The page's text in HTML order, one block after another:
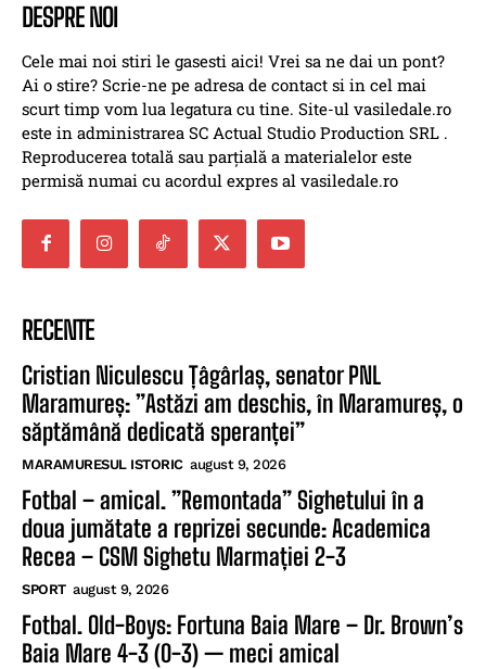
DESPRE NOI
Cele mai noi stiri le gasesti aici! Vrei sa ne dai un pont?
Ai o stire? Scrie-ne pe adresa de contact si in cel mai
scurt timp vom lua legatura cu tine. Site-ul vasiledale.ro
este in administrarea SC Actual Studio Production SRL .
Reproducerea totală sau parțială a materialelor este
permisă numai cu acordul expres al vasiledale.ro
RECENTE
Cristian Niculescu Țâgârlaș, senator PNL
Maramureș: ”Astăzi am deschis, în Maramureș, o
săptămână dedicată speranței”
MARAMURESUL ISTORIC august 9, 2026
Fotbal – amical. ”Remontada” Sighetului în a
doua jumătate a reprizei secunde: Academica
Recea – CSM Sighetu Marmației 2-3
SPORT august 9, 2026
Fotbal. Old-Boys: Fortuna Baia Mare – Dr. Brown’s
Baia Mare 4-3 (0-3) — meci amical